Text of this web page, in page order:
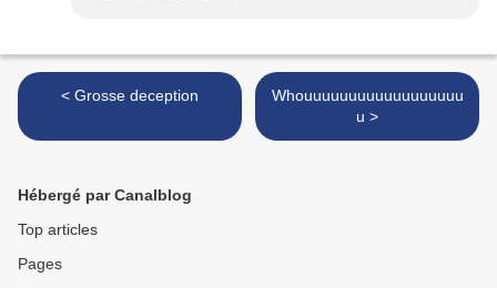
< Grosse deception
Whouuuuuuuuuuuuuuuuuu
u >
Hébergé par Canalblog
Top articles
Pages